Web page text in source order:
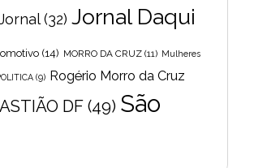
(32) Jornal Daqui
(14) MORRO DA CRUZ (11) Mulheres
(9) Rogério Morro da Cruz
DF (49) São